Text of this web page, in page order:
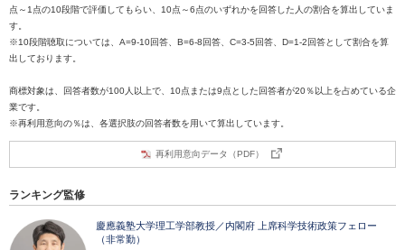
点～1点の10段階で評価してもらい、10点～6点のいずれかを回答した人の割合を算出していま
す。
※10段階聴取については、A=9-10回答、B=6-8回答、C=3-5回答、D=1-2回答として割合を算
出しております。
商標対象は、回答者数が100人以上で、10点または9点とした回答者が20％以上を占めている企
業です。
※再利用意向の％は、各選択肢の回答者数を用いて算出しています。
再利用意向データ（PDF）
ランキング監修
慶應義塾大学理工学部教授／内閣府 上席科学技術政策フェロー
（非常勤）